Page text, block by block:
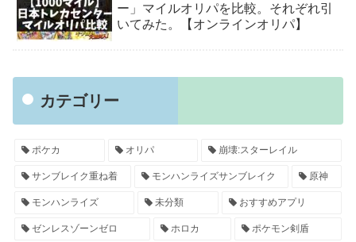
ー」マイルオリパを比較。それぞれ引
いてみた。【オンラインオリパ】
カテゴリー
ポケカ オリパ 崩壊:スターレイル
サンブレイク重ね着 モンハンライズサンブレイク 原神
モンハンライズ 未分類 おすすめアプリ
ゼンレスゾーンゼロ ホロカ ポケモン剣盾